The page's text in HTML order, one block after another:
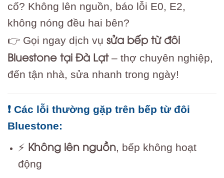
cố? Không lên nguồn, báo lỗi E0, E2,
không nóng đều hai bên?
👉 Gọi ngay dịch vụ sửa bếp từ đôi
Bluestone tại Đà Lạt– thợ chuyên nghiệp,
đến tận nhà, sửa nhanh trong ngày!
❗ Các lỗi thường gặp trên bếp từ đôi
Bluestone:
⚡ Không lên nguồn, bếp không hoạt
động